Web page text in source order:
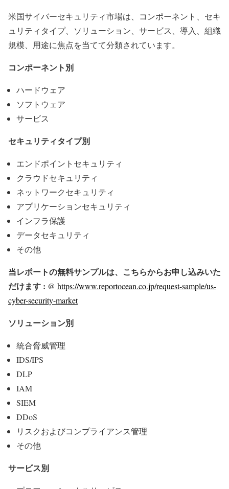
米国サイバーセキュリティ市場は、コンポーネント、セキ
ュリティタイプ、ソリューション、サービス、導入、組織
規模、用途に焦点を当てて分類されています。
コンポーネント別
ハードウェア
ソフトウェア
サービス
セキュリティタイプ別
エンドポイントセキュリティ
クラウドセキュリティ
ネットワークセキュリティ
アプリケーションセキュリティ
インフラ保護
データセキュリティ
その他
当レポートの無料サンプルは、こちらからお申し込みいた
だけます : @ https://www.reportocean.co.jp/request-sample/us-
cyber-security-market
ソリューション別
統合脅威管理
IDS/IPS
DLP
IAM
SIEM
DDoS
リスクおよびコンプライアンス管理
その他
サービス別